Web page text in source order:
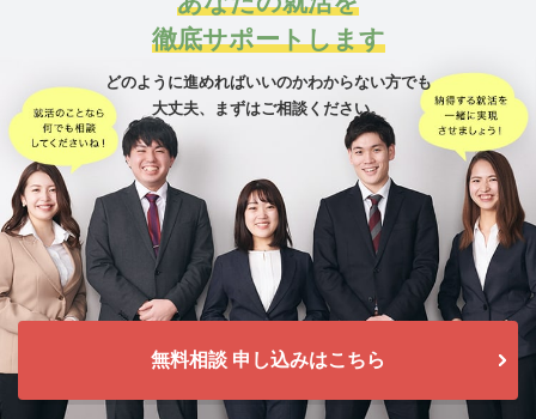
徹底サポートします
どのように進めればいいのかわからない方でも
大丈夫、
まずはご相談ください。
無料相談 申し込みはこちら